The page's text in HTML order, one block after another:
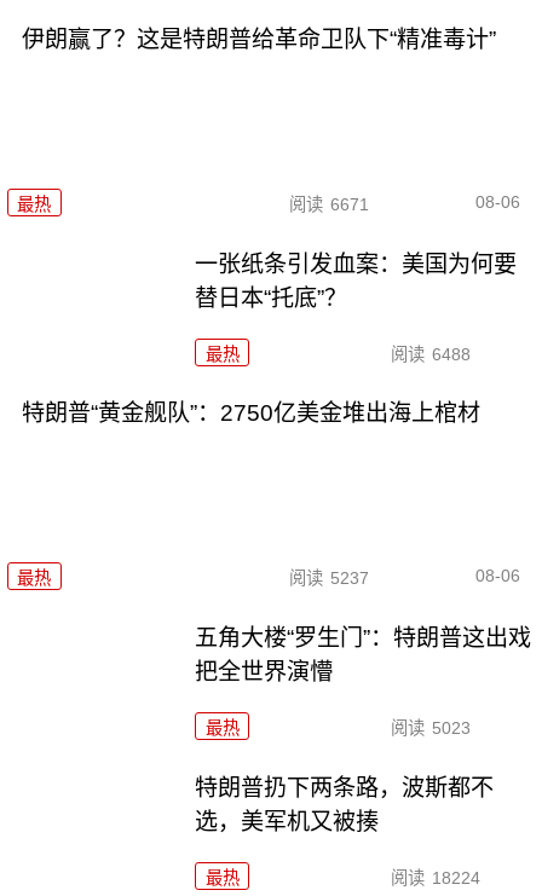
伊朗赢了？这是特朗普给革命卫队下“精准毒计”
最热 阅读 6671 08-06
一张纸条引发血案：美国为何要
替日本“托底”？
最热 阅读 6488
特朗普“黄金舰队”：2750亿美金堆出海上棺材
最热 阅读 5237 08-06
五角大楼“罗生门”：特朗普这出戏
把全世界演懵
最热 阅读 5023
特朗普扔下两条路，波斯都不
选，美军机又被揍
最热 阅读 18224